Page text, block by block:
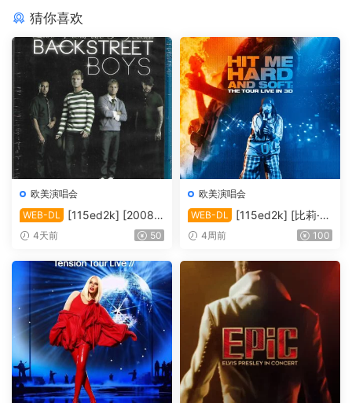
猜你喜欢
欧美演唱会
WEB-DL
[115ed2k] [2008-
后街男孩伦敦演唱会][MKV/4.
4天前 50
欧美演唱会
WEB-DL
[115ed2k] [比莉·艾
莉什：温柔重击巡回演唱会电
HDR10+ H.265 DDP 5.1][M
KV/19.89 GiB]
4周前 100